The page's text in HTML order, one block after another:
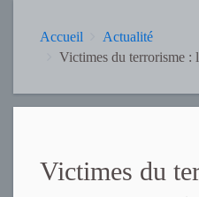
Accueil
Actualité
Victimes du terrorisme :
Victimes du